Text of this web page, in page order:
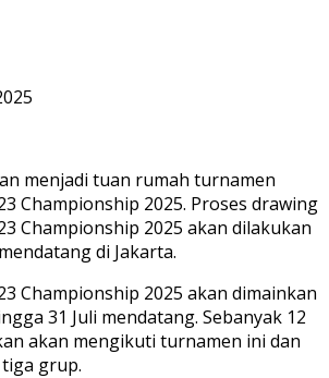
menjadi tuan rumah turnamen
Championship 2025. Proses drawing
Championship 2025 akan dilakukan
di Jakarta.
Championship 2025 akan dimainkan
31 Juli mendatang. Sebanyak 12
akan mengikuti turnamen ini dan
grup.